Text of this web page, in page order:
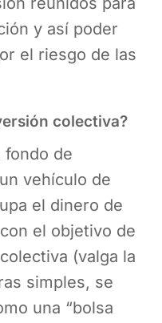
y así poder
el riesgo de las
colectiva?
fondo de
vehículo de
el dinero de
el objetivo de
(valga la
simples, se
una “bolsa